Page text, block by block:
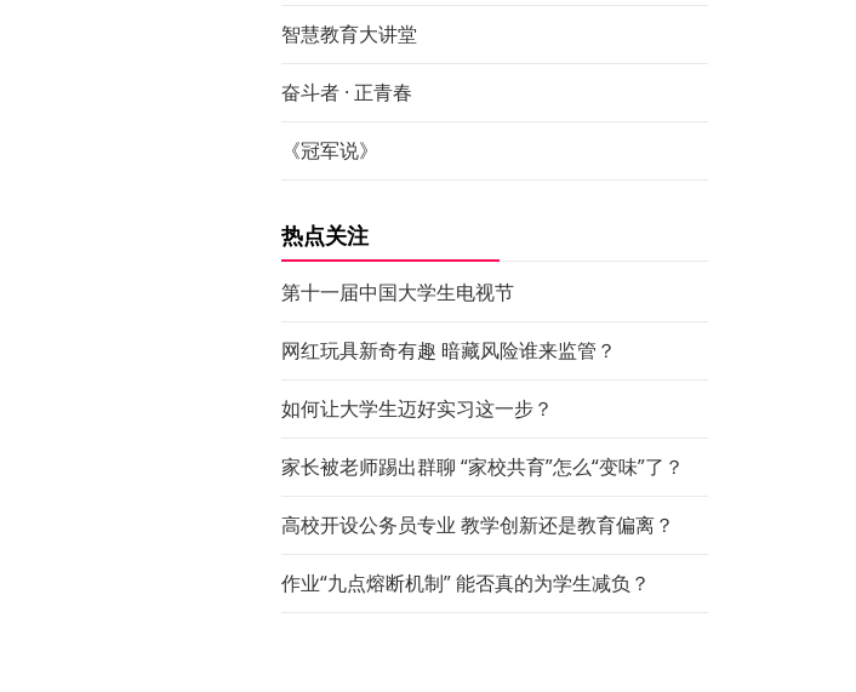
智慧教育大讲堂
奋斗者 · 正青春
《冠军说》
热点关注
第十一届中国大学生电视节
网红玩具新奇有趣 暗藏风险谁来监管？
如何让大学生迈好实习这一步？
家长被老师踢出群聊 “家校共育”怎么“变味”了？
高校开设公务员专业 教学创新还是教育偏离？
作业“九点熔断机制” 能否真的为学生减负？